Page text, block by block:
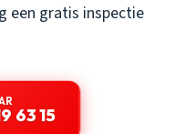
een gratis inspectie
63 15